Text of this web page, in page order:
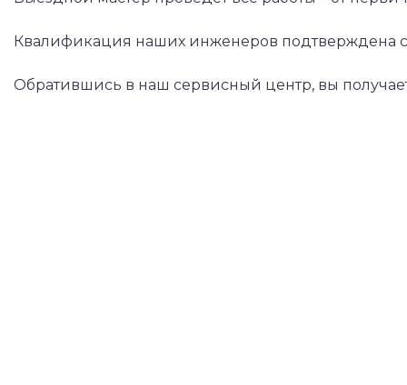
Квалификация наших инженеров подтверждена
Обратившись в наш сервисный центр, вы